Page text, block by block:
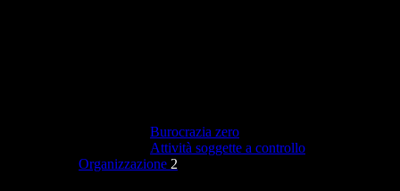
Burocrazia zero
Attività soggette a controllo
Organizzazione 2